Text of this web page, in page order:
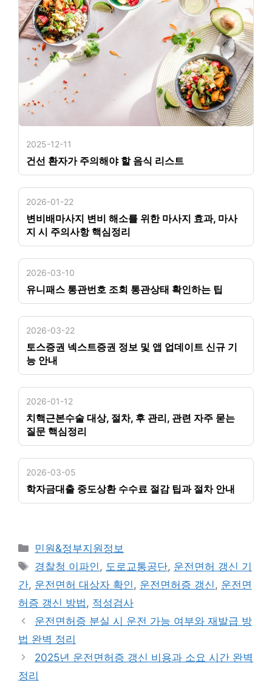
2025-12-11
건선 환자가 주의해야 할 음식 리스트
2026-01-22
변비배마사지 변비 해소를 위한 마사지 효과, 마사
지 시 주의사항 핵심정리
2026-03-10
유니패스 통관번호 조회 통관상태 확인하는 팁
2026-03-22
토스증권 넥스트증권 정보 및 앱 업데이트 신규 기
능 안내
2026-01-12
치핵근본수술 대상, 절차, 후 관리, 관련 자주 묻는
질문 핵심정리
2026-03-05
학자금대출 중도상환 수수료 절감 팁과 절차 안내
카
테
리
민원&정부지원정보
태
그
경찰청 이파인, 도로교통공단, 운전면허 갱신 기
간, 운전면허 대상자 확인, 운전면허증 갱신, 운전면
허증 갱신 방법, 적성검사
운전면허증 분실 시 운전 가능 여부와 재발급 방
법 완벽 정리
2025년 운전면허증 갱신 비용과 소요 시간 완벽
정리